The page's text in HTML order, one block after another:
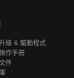
級 & 驅動程式
作手冊
件